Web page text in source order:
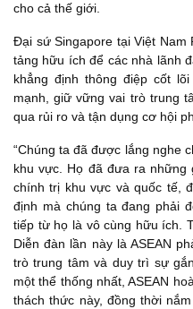
cho cả thế giới.
Đại sứ Singapore tại Việt Nam
tảng hữu ích để các nhà lãnh
khẳng định thông điệp cốt
mạnh, giữ vững vai trò trung
qua rủi ro và tận dụng cơ hội
“Chúng ta đã được lắng nghe
khu vực. Họ đã đưa ra
chính trị khu vực và quốc tế,
định mà chúng ta đang phải
tiếp từ họ là vô cùng hữu ích.
Diễn đàn lần này là ASEAN
trò trung tâm và duy trì sự
một thể thống nhất, ASEAN
thách thức này, đồng thời